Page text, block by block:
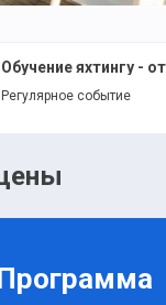
Обучение яхтингу -
Регулярное событие